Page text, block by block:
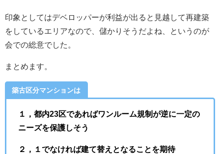
印象としてはデベロッパーが利益が出ると見越して再建築
をしているエリアなので、儲かりそうだよね、というのが
会での総意でした。
まとめます。
築古区分マンションは
１，都内23区であればワンルーム規制が逆に一定の
ニーズを保護しそう
２，１でなければ建て替えとなることを期待